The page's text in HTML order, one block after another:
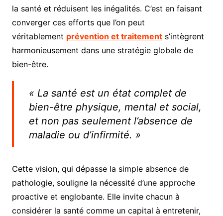
la santé et réduisent les inégalités. C’est en faisant
converger ces efforts que l’on peut
véritablement prévention et traitements’intègrent
harmonieusement dans une stratégie globale de
bien-être.
« La santé est un état complet de
bien-être physique, mental et social,
et non pas seulement l’absence de
maladie ou d’infirmité. »
Cette vision, qui dépasse la simple absence de
pathologie, souligne la nécessité d’une approche
proactive et englobante. Elle invite chacun à
considérer la santé comme un capital à entretenir,